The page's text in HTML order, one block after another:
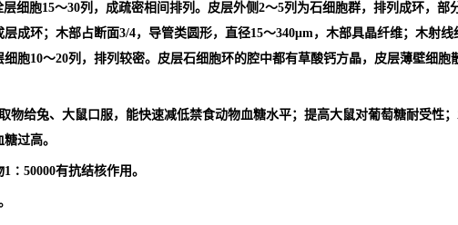
细胞15～30列，成疏密相间排列。皮层外侧2～5列为石细胞群，排列成环，
成环；木部占断面3/4，导管类圆形，直径15～340μm，木部具晶纤维；木射
胞10～20列，排列较密。皮层石细胞环的腔中都有草酸钙方晶，皮层薄壁细
物给兔、大鼠口服，能快速减低禁食动物血糖水平；提高大鼠对葡萄糖耐受性
过高。
有抗结核作用。